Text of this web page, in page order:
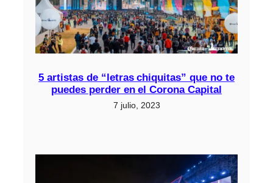
5 artistas de “letras chiquitas” que no te
puedes perder en el Corona Capital
7 julio, 2023